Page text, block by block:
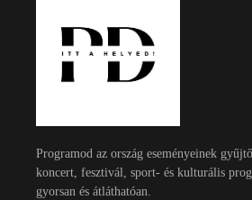
Programod az ország eseményeinek
koncert, fesztivál, sport- és kulturális
gyorsan és átláthatóan.